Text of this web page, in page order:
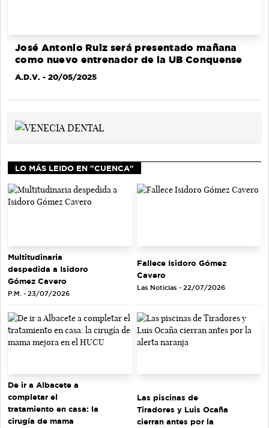
José Antonio Ruiz será presentado mañana
como nuevo entrenador de la UB Conquense
A.D.V. - 20/05/2025
LO MÁS LEIDO EN "CUENCA"
Multitudinaria
despedida a Isidoro
Gómez Cavero
P.M. - 23/07/2026
Fallece Isidoro Gómez
Cavero
Las Noticias - 22/07/2026
De ir a Albacete a
completar el
tratamiento en casa: la
cirugía de mama
Las piscinas de
Tiradores y Luis Ocaña
cierran antes por la